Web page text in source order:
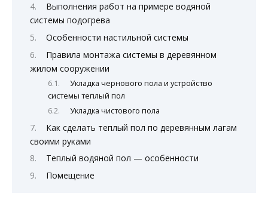
Выполнения работ на примере водяной
системы подогрева
Особенности настильной системы
Правила монтажа системы в деревянном
жилом сооружении
Укладка чернового пола и устройство
системы теплый пол
Укладка чистового пола
Как сделать теплый пол по деревянным лагам
своими руками
Теплый водяной пол — особенности
Помещение